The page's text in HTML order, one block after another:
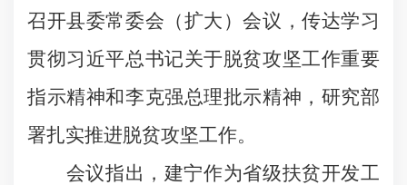
召开县委常委会（扩大）会议，传达学习
贯彻习近平总书记关于脱贫攻坚工作重要
指示精神和李克强总理批示精神，研究部
署扎实推进脱贫攻坚工作。
会议指出，建宁作为省级扶贫开发工